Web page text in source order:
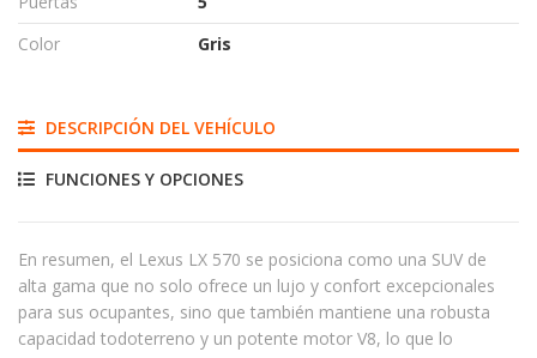
Color
Gris
DESCRIPCIÓN DEL VEHÍCULO
FUNCIONES Y OPCIONES
En resumen, el Lexus LX 570 se posiciona como una SUV de
alta gama que no solo ofrece un lujo y confort excepcionales
para sus ocupantes, sino que también mantiene una robusta
capacidad todoterreno y un potente motor V8, lo que lo